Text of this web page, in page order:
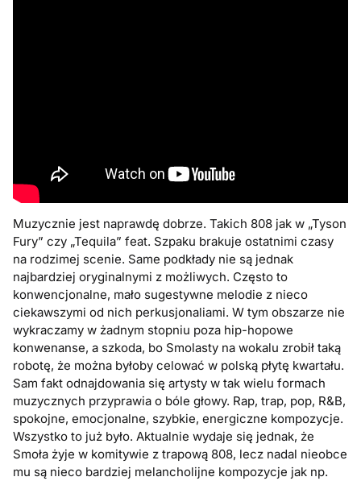
Muzycznie jest naprawdę dobrze. Takich 808 jak w „Tyson
Fury” czy „Tequila” feat. Szpaku brakuje ostatnimi czasy
na rodzimej scenie. Same podkłady nie są jednak
najbardziej oryginalnymi z możliwych. Często to
konwencjonalne, mało sugestywne melodie z nieco
ciekawszymi od nich perkusjonaliami. W tym obszarze nie
wykraczamy w żadnym stopniu poza hip-hopowe
konwenanse, a szkoda, bo Smolasty na wokalu zrobił taką
robotę, że można byłoby celować w polską płytę kwartału.
Sam fakt odnajdowania się artysty w tak wielu formach
muzycznych przyprawia o bóle głowy. Rap, trap, pop, R&B,
spokojne, emocjonalne, szybkie, energiczne kompozycje.
Wszystko to już było. Aktualnie wydaje się jednak, że
Smoła żyje w komitywie z trapową 808, lecz nadal nieobce
mu są nieco bardziej melancholijne kompozycje jak np.